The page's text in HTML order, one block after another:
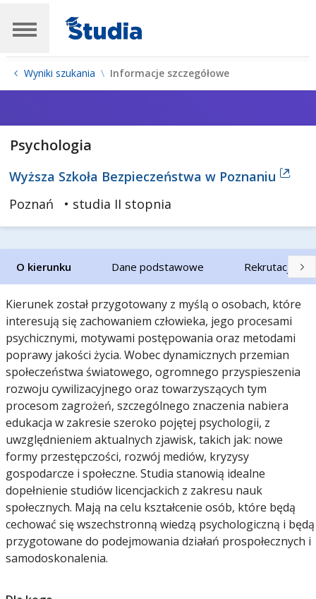
Wyniki szukania Informacje szczegółowe
Psychologia
Wyższa Szkoła Bezpieczeństwa w Poznaniu
Poznań
• studia II stopnia
O kierunku Dane podstawowe Rekrutacja
Kierunek został przygotowany z myślą o osobach, które
interesują się zachowaniem człowieka, jego procesami
psychicznymi, motywami postępowania oraz metodami
poprawy jakości życia. Wobec dynamicznych przemian
społeczeństwa światowego, ogromnego przyspieszenia
rozwoju cywilizacyjnego oraz towarzyszących tym
procesom zagrożeń, szczególnego znaczenia nabiera
edukacja w zakresie szeroko pojętej psychologii, z
uwzględnieniem aktualnych zjawisk, takich jak: nowe
formy przestępczości, rozwój mediów, kryzysy
gospodarcze i społeczne. Studia stanowią idealne
dopełnienie studiów licencjackich z zakresu nauk
społecznych. Mają na celu kształcenie osób, które będą
cechować się wszechstronną wiedzą psychologiczną i będą
przygotowane do podejmowania działań prospołecznych i
samodoskonalenia.